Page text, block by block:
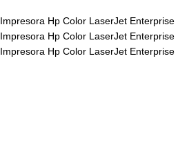
Impresora Hp Color LaserJet Enterprise
Impresora Hp Color LaserJet Enterprise
Impresora Hp Color LaserJet Enterprise